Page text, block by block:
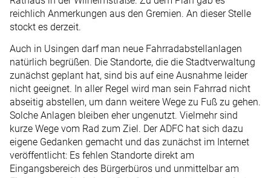
reichlich Anmerkungen aus den Gremien. An dieser Stelle
stockt es derzeit.
Auch in Usingen darf man neue Fahrradabstellanlagen
natürlich begrüßen. Die Standorte, die die Stadtverwaltung
zunächst geplant hat, sind bis auf eine Ausnahme leider
nicht geeignet. In aller Regel wird man sein Fahrrad nicht
abseitig abstellen, um dann weitere Wege zu Fuß zu gehen.
Solche Anlagen bleiben eher ungenutzt. Vielmehr sind
kurze Wege vom Rad zum Ziel. Der ADFC hat sich dazu
eigene Gedanken gemacht und das zunächst im Internet
veröffentlicht: Es fehlen Standorte direkt am
Eingangsbereich des Bürgerbüros und unmittelbar am